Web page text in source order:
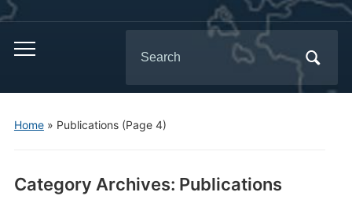
for:
Home» Publications(Page 4)
Category Archives: Publications